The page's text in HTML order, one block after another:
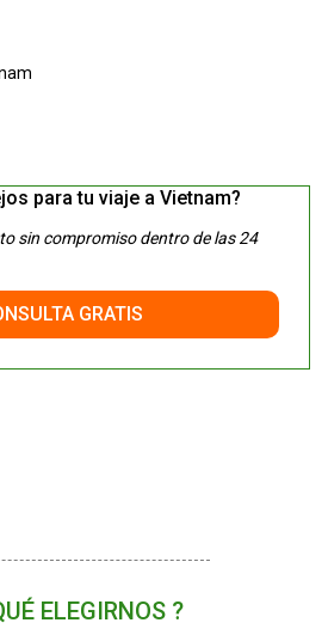
para tu viaje a Vietnam?
sin compromiso dentro de las 24
GRATIS
ELEGIRNOS ?